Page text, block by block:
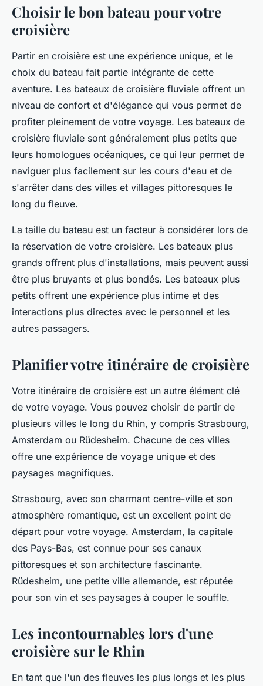
Choisir le bon bateau pour votre
croisière
Partir en croisière est une expérience unique, et le
choix du bateau fait partie intégrante de cette
aventure. Les bateaux de croisière fluviale offrent un
niveau de confort et d'élégance qui vous permet de
profiter pleinement de votre voyage. Les bateaux de
croisière fluviale sont généralement plus petits que
leurs homologues océaniques, ce qui leur permet de
naviguer plus facilement sur les cours d'eau et de
s'arrêter dans des villes et villages pittoresques le
long du fleuve.
La taille du bateau est un facteur à considérer lors de
la réservation de votre croisière. Les bateaux plus
grands offrent plus d'installations, mais peuvent aussi
être plus bruyants et plus bondés. Les bateaux plus
petits offrent une expérience plus intime et des
interactions plus directes avec le personnel et les
autres passagers.
Planifier votre itinéraire de croisière
Votre itinéraire de croisière est un autre élément clé
de votre voyage. Vous pouvez choisir de partir de
plusieurs villes le long du Rhin, y compris Strasbourg,
Amsterdam ou Rüdesheim. Chacune de ces villes
offre une expérience de voyage unique et des
paysages magnifiques.
Strasbourg, avec son charmant centre-ville et son
atmosphère romantique, est un excellent point de
départ pour votre voyage. Amsterdam, la capitale
des Pays-Bas, est connue pour ses canaux
pittoresques et son architecture fascinante.
Rüdesheim, une petite ville allemande, est réputée
pour son vin et ses paysages à couper le souffle.
Les incontournables lors d'une
croisière sur le Rhin
En tant que l'un des fleuves les plus longs et les plus